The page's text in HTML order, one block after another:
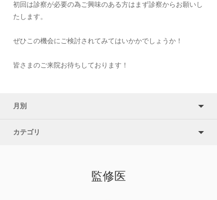
初回は診察が必要の為ご興味のある方はまず診察からお願いし
たします。
ぜひこの機会にご検討されてみてはいかかでしょうか！
皆さまのご来院お待ちしております！
月別
カテゴリ
監修医